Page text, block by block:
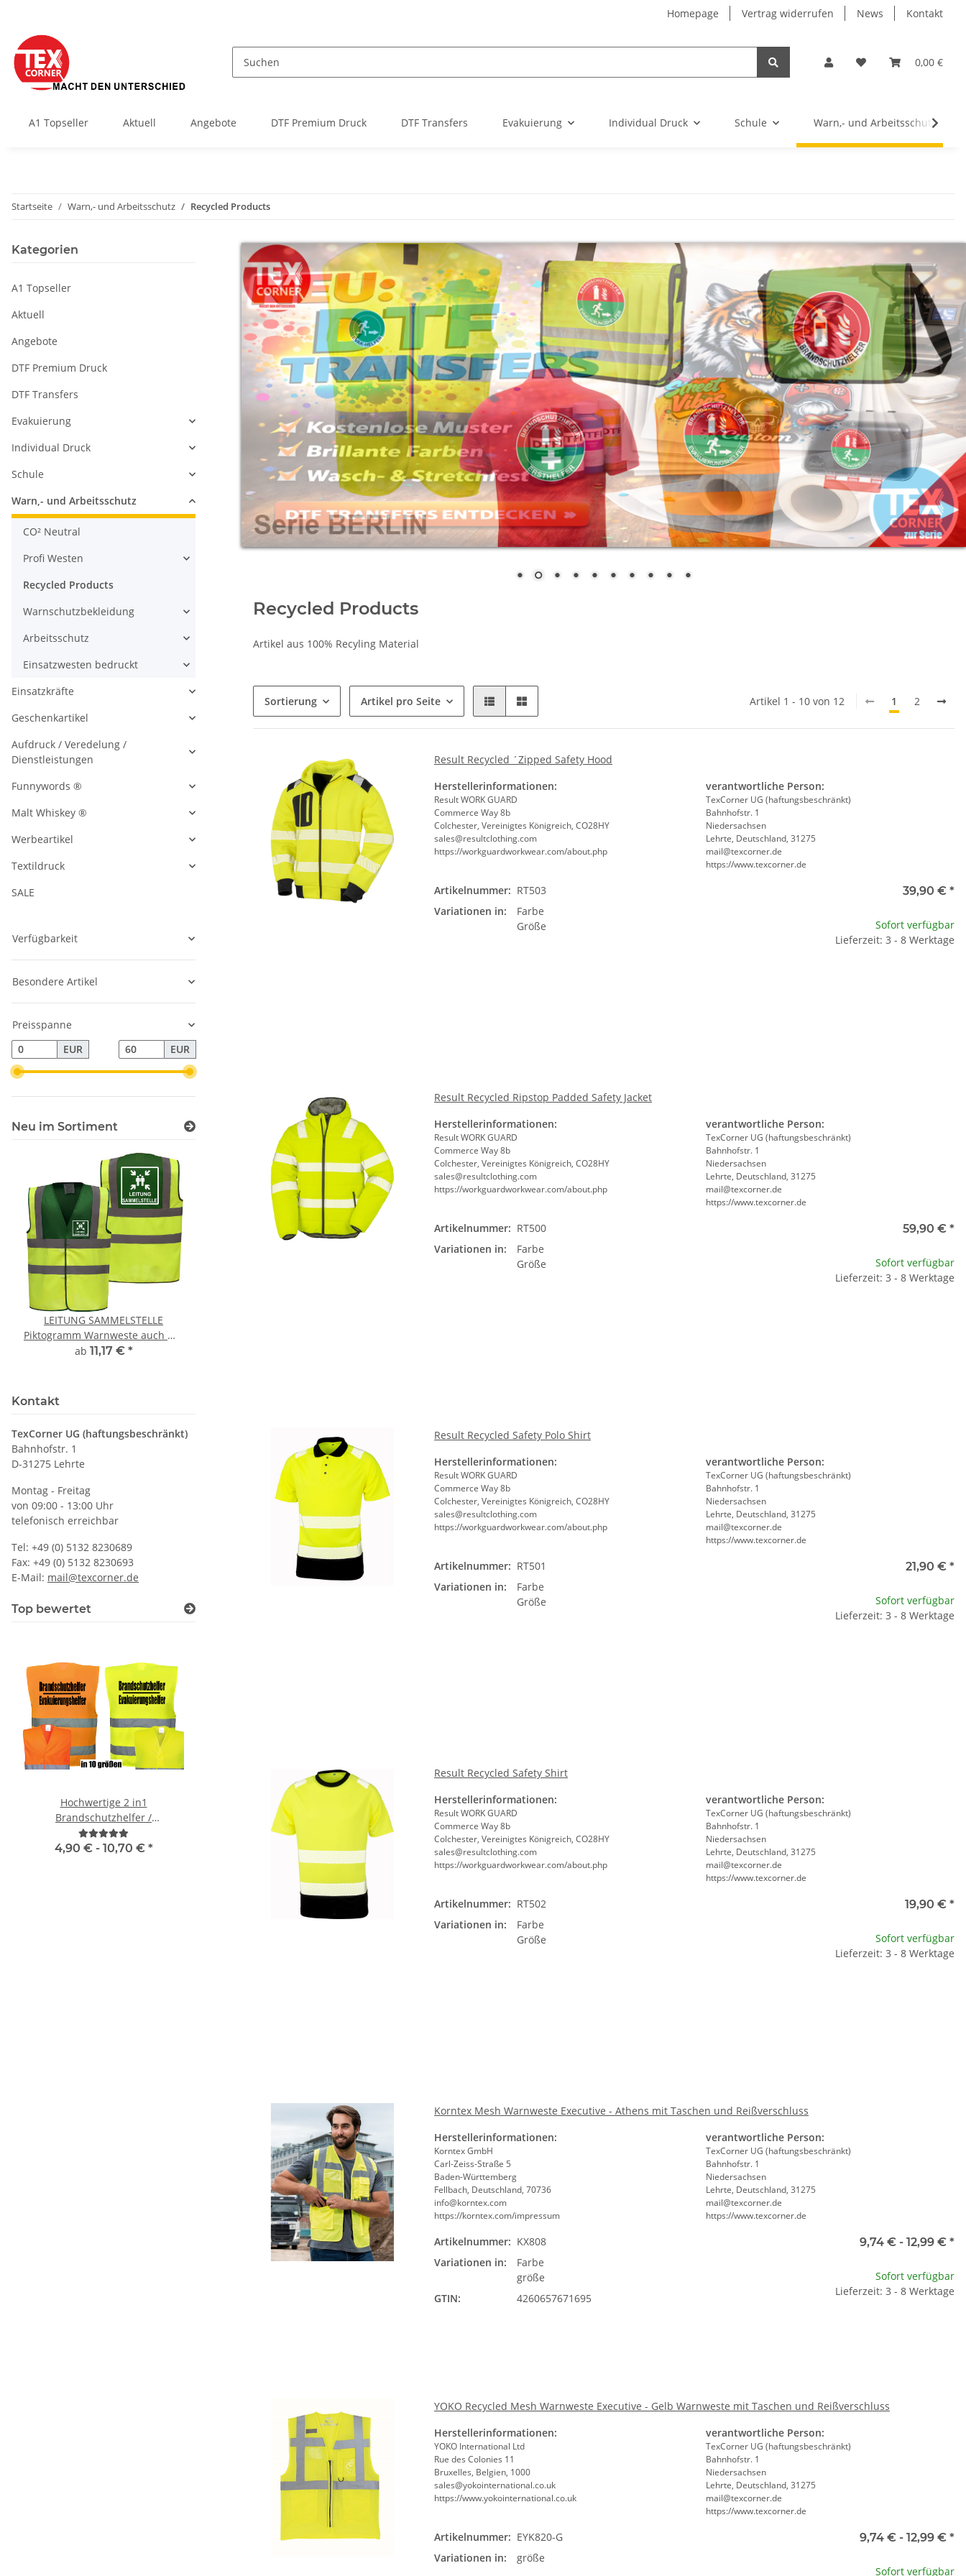
Homepage Vertrag widerrufen News Kontakt
0,00 €
A1 Topseller Aktuell Angebote DTF Premium Druck DTF Transfers Evakuierung Individual Druck Schule Warn,- und Arbeitsschutz
Startseite Warn,- und Arbeitsschutz Recycled Products
Recycled Products
Artikel aus 100% Recyling Material
Sortierung Artikel pro Seite Artikel 1 - 10 von 12 1 2
Result Recycled ´Zipped Safety Hood
Herstellerinformationen:
Result WORK GUARD
Commerce Way 8b
Colchester, Vereinigtes Königreich, CO28HY
sales@resultclothing.com
https://workguardworkwear.com/about.php
verantwortliche Person:
TexCorner UG (haftungsbeschränkt)
Bahnhofstr. 1
Niedersachsen
Lehrte, Deutschland, 31275
mail@texcorner.de
https://www.texcorner.de
Artikelnummer: RT503
Variationen in:
Farbe
Größe
39,90 € *
Sofort verfügbar
Lieferzeit: 3 - 8 Werktage
Result Recycled Ripstop Padded Safety Jacket
Herstellerinformationen:
Result WORK GUARD
Commerce Way 8b
Colchester, Vereinigtes Königreich, CO28HY
sales@resultclothing.com
https://workguardworkwear.com/about.php
verantwortliche Person:
TexCorner UG (haftungsbeschränkt)
Bahnhofstr. 1
Niedersachsen
Lehrte, Deutschland, 31275
mail@texcorner.de
https://www.texcorner.de
Artikelnummer: RT500
Variationen in:
Farbe
Größe
59,90 € *
Sofort verfügbar
Lieferzeit: 3 - 8 Werktage
Result Recycled Safety Polo Shirt
Herstellerinformationen:
Result WORK GUARD
Commerce Way 8b
Colchester, Vereinigtes Königreich, CO28HY
sales@resultclothing.com
https://workguardworkwear.com/about.php
verantwortliche Person:
TexCorner UG (haftungsbeschränkt)
Bahnhofstr. 1
Niedersachsen
Lehrte, Deutschland, 31275
mail@texcorner.de
https://www.texcorner.de
Artikelnummer: RT501
Variationen in:
Farbe
Größe
21,90 € *
Sofort verfügbar
Lieferzeit: 3 - 8 Werktage
Result Recycled Safety Shirt
Herstellerinformationen:
Result WORK GUARD
Commerce Way 8b
Colchester, Vereinigtes Königreich, CO28HY
sales@resultclothing.com
https://workguardworkwear.com/about.php
verantwortliche Person:
TexCorner UG (haftungsbeschränkt)
Bahnhofstr. 1
Niedersachsen
Lehrte, Deutschland, 31275
mail@texcorner.de
https://www.texcorner.de
Artikelnummer: RT502
Variationen in:
Farbe
Größe
19,90 € *
Sofort verfügbar
Lieferzeit: 3 - 8 Werktage
Korntex Mesh Warnweste Executive - Athens mit Taschen und Reißverschluss
Herstellerinformationen:
Korntex GmbH
Carl-Zeiss-Straße 5
Baden-Württemberg
Fellbach, Deutschland, 70736
info@korntex.com
https://korntex.com/impressum
verantwortliche Person:
TexCorner UG (haftungsbeschränkt)
Bahnhofstr. 1
Niedersachsen
Lehrte, Deutschland, 31275
mail@texcorner.de
https://www.texcorner.de
Artikelnummer: KX808
Variationen in:
Farbe
größe
GTIN:
4260657671695
9,74 € - 12,99 € *
Sofort verfügbar
Lieferzeit: 3 - 8 Werktage
YOKO Recycled Mesh Warnweste Executive - Gelb Warnweste mit Taschen und Reißverschluss
Herstellerinformationen:
YOKO International Ltd
Rue des Colonies 11
Bruxelles, Belgien, 1000
sales@yokointernational.co.uk
https://www.yokointernational.co.uk
verantwortliche Person:
TexCorner UG (haftungsbeschränkt)
Bahnhofstr. 1
Niedersachsen
Lehrte, Deutschland, 31275
mail@texcorner.de
https://www.texcorner.de
Artikelnummer: EYK820-G
Variationen in:
größe
9,74 € - 12,99 € *
Sofort verfügbar
Kategorien
A1 Topseller
Aktuell
Angebote
DTF Premium Druck
DTF Transfers
Evakuierung
Individual Druck
Schule
Warn,- und Arbeitsschutz
CO² Neutral
Profi Westen
Recycled Products
Warnschutzbekleidung
Arbeitsschutz
Einsatzwesten bedruckt
Einsatzkräfte
Geschenkartikel
Aufdruck / Veredelung /
Dienstleistungen
Funnywords ®
Malt Whiskey ®
Werbeartikel
Textildruck
SALE
Verfügbarkeit
Besondere Artikel
Preisspanne
EUR
EUR
Neu im Sortiment
LEITUNG SAMMELSTELLE
Piktogramm Warnweste auch mit
vielen Taschen S-3XL
ab 11,17 € *
Kontakt
TexCorner UG (haftungsbeschränkt)
Bahnhofstr. 1
D-31275 Lehrte
Montag - Freitag
von 09:00 - 13:00 Uhr
telefonisch erreichbar
Tel: +49 (0) 5132 8230689
Fax: +49 (0) 5132 8230693
E-Mail: mail@texcorner.de
Top bewertet
Hochwertige 2 in1
Brandschutzhelfer /
Evakuierungshelfer Warnweste
in 10 größen
4,90 € - 10,70 € *
Signalweste / Funktionsweste /
Warnweste Standard inkl.
Premium CMYK + weiß druck
6,74 €*
Warnweste Orange 2+2 inkl.
Druck in 10 größen S-7XL
ab7,12 €*
Evakuierungshelfer Warnweste
Signalweste / Funktionsweste /
Warnweste Standard inkl.
ab